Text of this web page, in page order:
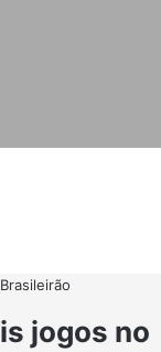
jogos no